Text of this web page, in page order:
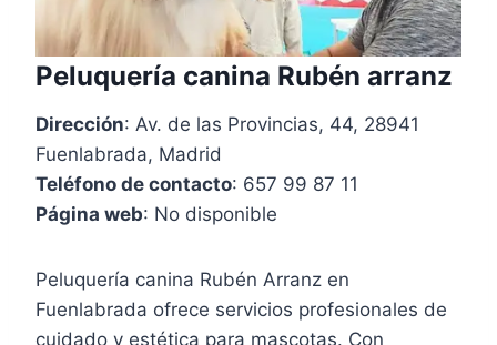
Peluquería canina Rubén arranz
Dirección: Av. de las Provincias, 44, 28941
Fuenlabrada, Madrid
Teléfono de contacto: 657 99 87 11
Página web: No disponible
Peluquería canina Rubén Arranz en
Fuenlabrada ofrece servicios profesionales de
cuidado y estética para mascotas. Con